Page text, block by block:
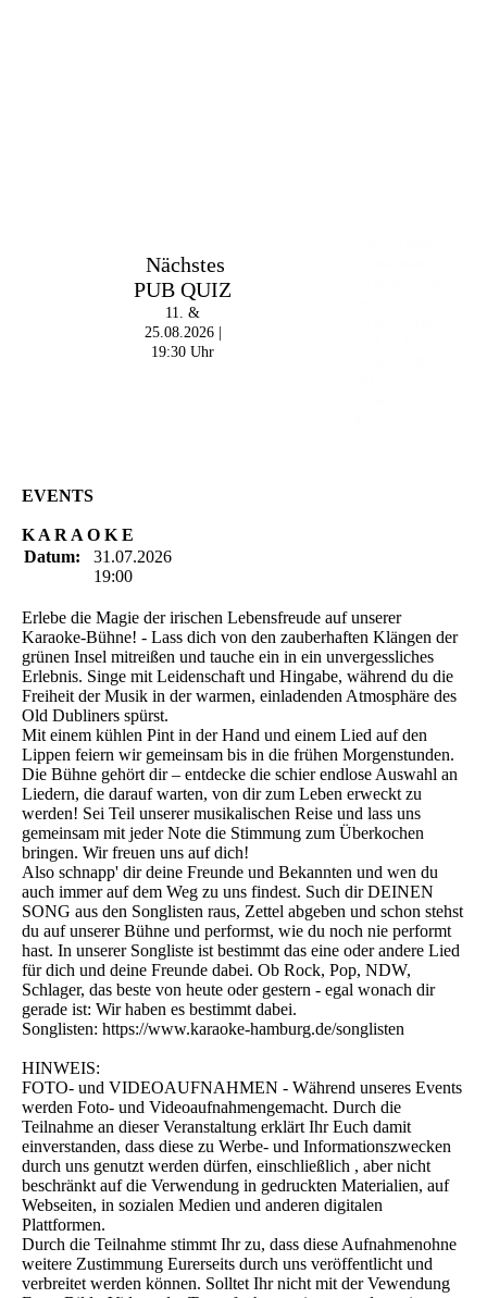
Nächstes
PUB QUIZ
11. &
25.08.2026 |
19:30 Uhr
EVENTS
K A R A O K E
Datum:
31.07.2026
19:00
Erlebe die Magie der irischen Lebensfreude auf unserer
Karaoke-Bühne! - Lass dich von den zauberhaften Klängen der
grünen Insel mitreißen und tauche ein in ein unvergessliches
Erlebnis. Singe mit Leidenschaft und Hingabe, während du die
Freiheit der Musik in der warmen, einladenden Atmosphäre des
Old Dubliners spürst.
Mit einem kühlen Pint in der Hand und einem Lied auf den
Lippen feiern wir gemeinsam bis in die frühen Morgenstunden.
Die Bühne gehört dir – entdecke die schier endlose Auswahl an
Liedern, die darauf warten, von dir zum Leben erweckt zu
werden! Sei Teil unserer musikalischen Reise und lass uns
gemeinsam mit jeder Note die Stimmung zum Überkochen
bringen. Wir freuen uns auf dich!
Also schnapp' dir deine Freunde und Bekannten und wen du
auch immer auf dem Weg zu uns findest. Such dir DEINEN
SONG aus den Songlisten raus, Zettel abgeben und schon stehst
du auf unserer Bühne und performst, wie du noch nie performt
hast. In unserer Songliste ist bestimmt das eine oder andere Lied
für dich und deine Freunde dabei. Ob Rock, Pop, NDW,
Schlager, das beste von heute oder gestern - egal wonach dir
gerade ist: Wir haben es bestimmt dabei.
Songlisten: https://www.karaoke-hamburg.de/songlisten
HINWEIS:
FOTO- und VIDEOAUFNAHMEN - Während unseres Events
werden Foto- und Videoaufnahmengemacht. Durch die
Teilnahme an dieser Veranstaltung erklärt Ihr Euch damit
einverstanden, dass diese zu Werbe- und Informationszwecken
durch uns genutzt werden dürfen, einschließlich , aber nicht
beschränkt auf die Verwendung in gedruckten Materialien, auf
Webseiten, in sozialen Medien und anderen digitalen
Plattformen.
Durch die Teilnahme stimmt Ihr zu, dass diese Aufnahmenohne
weitere Zustimmung Eurerseits durch uns veröffentlicht und
verbreitet werden können. Solltet Ihr nicht mit der Vewendung